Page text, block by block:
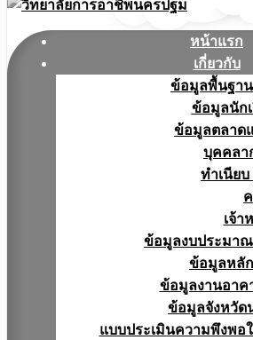
หน้าแรก
เกี่ยวกับ
ข้อมูลพื้นฐา
ข้อมูลนัก
ข้อมูลตลาด
บุคคลา
ทำเนีย
เจ้า
ข้อมูลงบประมาณ
ข้อมูลหลั
ข้อมูลงานอาค
ข้อมูลจังหวัด
แบบประเมินความพึงพอ